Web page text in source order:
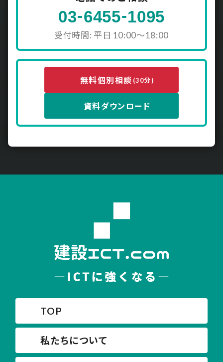
03-6455-1095
受付時間: 平日 10:00〜18:00
無料個別相談 (30分)
資料ダウンロード
TOP
私たちについて